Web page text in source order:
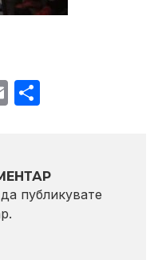
Email
публикувате